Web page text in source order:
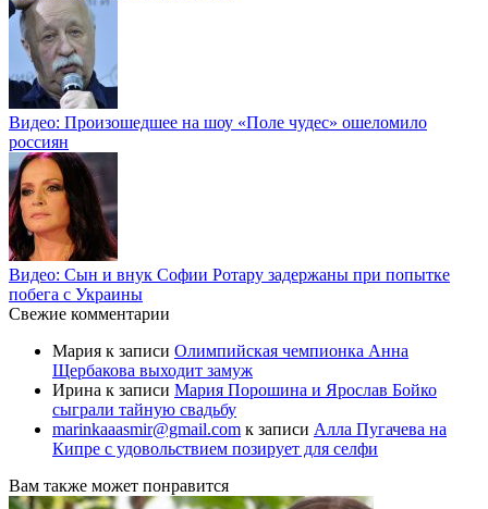
Видео: Произошедшее на шоу «Поле чудес» ошеломило
россиян
Видео: Сын и внук Софии Ротару задержаны при попытке
побега с Украины
Свежие комментарии
Мария к записи Олимпийская чемпионка Анна
Щербакова выходит замуж
Ирина к записи Мария Порошина и Ярослав Бойко
сыграли тайную свадьбу
marinkaaasmir@gmail.com к записи Алла Пугачева на
Кипре с удовольствием позирует для селфи
Вам также может понравится